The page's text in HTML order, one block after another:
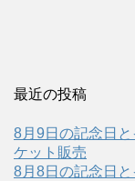
最近の投稿
8月9日の記念日
ケット販売
8月8日の記念日